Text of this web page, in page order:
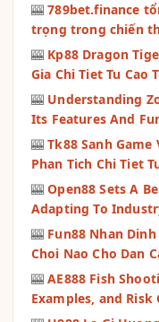
🎰789bet.finance
trọng trong chiến
🎰 Kp88 Dragon
Gia Chi Tiet Tu Cao
🎰 Understanding
Its Features And
🎰Tk88 Sanh
Phan Tich Chi Tiet
🎰Open88 Sets A
Adapting To
🎰 Fun88 Nhan Dinh
Choi Nao Cho Dan
🎰AE888 Fish
Examples, and